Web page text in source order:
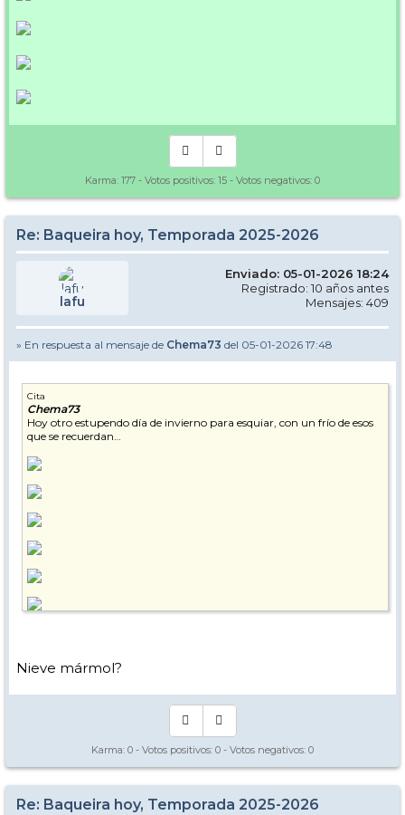
Karma: 177 - Votos positivos: 15 - Votos negativos: 0
Re: Baqueira hoy, Temporada 2025-2026
lafu
Enviado: 05-01-2026 18:24
Registrado: 10 años antes
Mensajes: 409
» En respuesta al mensaje de Chema73 del 05-01-2026 17:48
Cita
Chema73
Hoy otro estupendo día de invierno para esquiar, con un frío de esos
que se recuerdan…
Nieve mármol?
Karma: 0 - Votos positivos: 0 - Votos negativos: 0
Re: Baqueira hoy, Temporada 2025-2026